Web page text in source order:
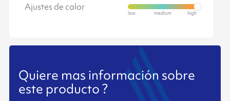
Ajustes de calor
Quiere mas información sobre
este producto ?